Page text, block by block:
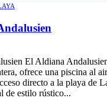
El Aldiana
ofrece una piscina al
directo a la playa de
de estilo rústico...